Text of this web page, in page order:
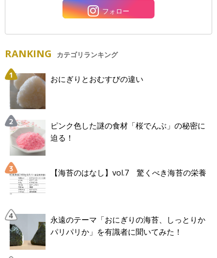
フォロー
RANKING カテゴリランキング
おにぎりとおむすびの違い
ピンク色した謎の食材「桜でんぶ」の秘密に
迫る！
【海苔のはなし】vol.7 驚くべき海苔の栄養
永遠のテーマ「おにぎりの海苔、しっとりか
パリパリか」を有識者に聞いてみた！